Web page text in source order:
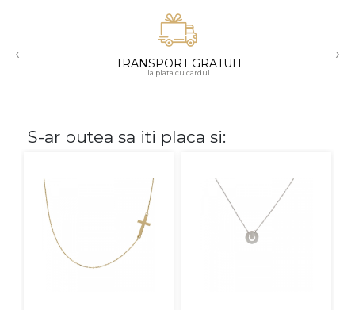
18K
Cu pietre
Diamante
‹ TRANSPORT GRATUIT
la plata cu cardul
›
S-ar putea sa iti placa si: